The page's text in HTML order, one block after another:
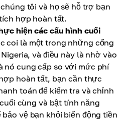
tôi và họ sẽ hỗ trợ bạn
hợp hoàn tất.
hiện các cấu hình cuối
coi là một trong những cổng
và điều này là nhờ vào
nó cung cấp so với mức phí
hoàn tất, bạn cần thực
toán để kiểm tra và chỉnh
cùng và bật tính năng
vệ bạn khỏi biến động tiền